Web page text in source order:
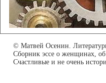
© Матвей Осенин.
Сборник эссе о женщинах,
Счастливые и не очень